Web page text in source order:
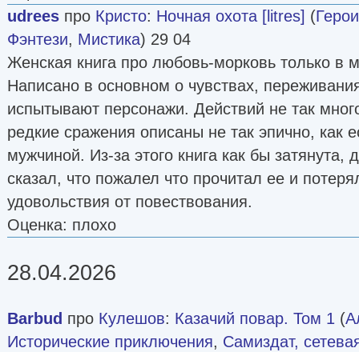
udrees про Кристо: Ночная охота [litres] (
Фэнтези, Мистика) 29 04
Женская книга про любовь-морковь только в
Написано в основном о чувствах,
испытывают персонажи. Действий не так
редкие сражения описаны не так эпично, как
мужчиной. Из-за этого книга как бы
сказал, что пожалел что прочитал ее и
удовольствия от повествования.
Оценка: плохо
28.04.2026
Barbud про Кулешов: Казачий повар. Том 1 (
Исторические приключения, Самиздат,